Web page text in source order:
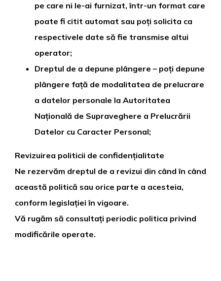
pe care ni le-ai furnizat, într-un format care
poate fi citit automat sau poți solicita ca
respectivele date să fie transmise altui
operator;
Dreptul de a depune plângere – poți depune
plângere față de modalitatea de prelucrare
a datelor personale la Autoritatea
Națională de Supraveghere a Prelucrării
Datelor cu Caracter Personal;
Revizuirea politicii de confidențialitate
Ne rezervăm dreptul de a revizui din când în când
această politică sau orice parte a acesteia,
conform legislației în vigoare.
Vă rugăm să consultați periodic politica privind
modificările operate.